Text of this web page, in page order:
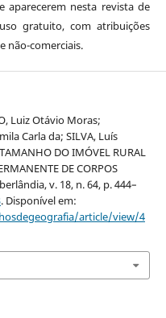
aparecerem nesta revista de
gratuito, com atribuições
não-comerciais.
Luiz Otávio Moras;
Carla da; SILVA, Luís
DO IMÓVEL RURAL
DE CORPOS
v. 18, n. 64, p. 444–
. Disponível em:
article/view/4